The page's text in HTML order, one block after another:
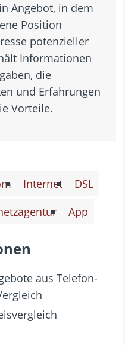
Angebot, in dem
Position
potenzieller
Informationen
die
und Erfahrungen
Vorteile.
Internet
DSL
App
aus Telefon-